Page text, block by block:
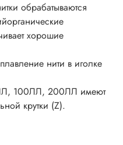
обрабатываются
хорошие
нити в иголке
100ЛЛ, 200ЛЛ имеют
крутки (Z).